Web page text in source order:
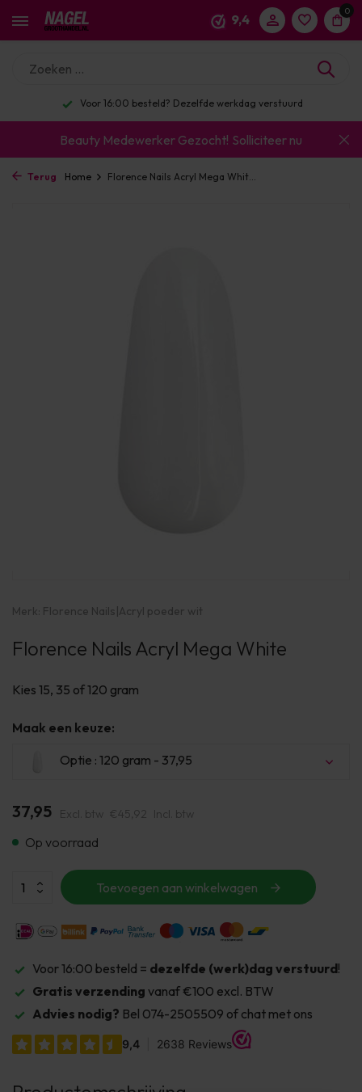
9,4
0
Voor 16:00 besteld? Dezelfde werkdag verstuurd
Beauty Medewerker Gezocht! Solliciteer nu
Terug Home Florence Nails Acryl Mega Whit...
Merk: Florence Nails|Acryl poeder wit
Florence Nails Acryl Mega White
Kies 15, 35 of 120 gram
Maak een keuze:
Optie : 120 gram - 37,95
37,95 Excl. btw €45,92 Incl. btw
Op voorraad
Toevoegen aan winkelwagen
Voor 16:00 besteld = dezelfde (werk)dag verstuurd!
Gratis verzending vanaf €100 excl. BTW
Advies nodig? Bel 074-2505509 of chat met ons